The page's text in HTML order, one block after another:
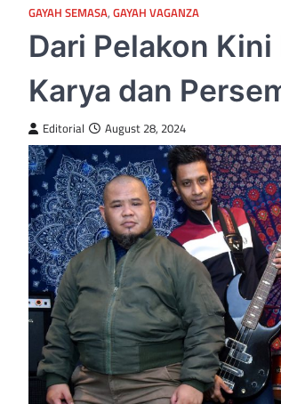
GAYAH SEMASA, GAYAH VAGANZA
Dari Pelakon
Karya dan
Editorial August 28, 2024